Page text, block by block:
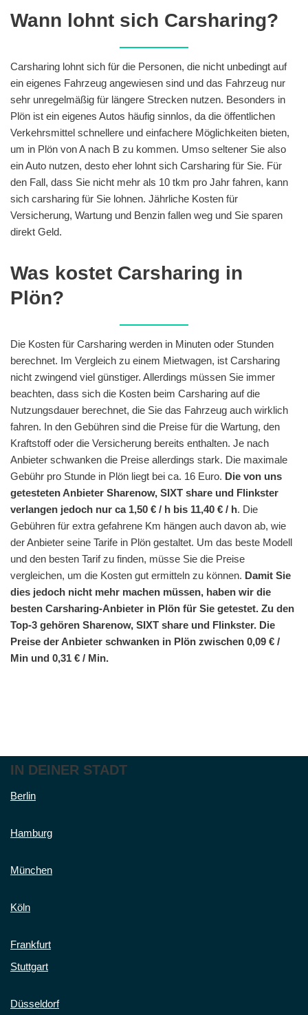
Wann lohnt sich Carsharing?
Carsharing lohnt sich für die Personen, die nicht unbedingt auf
ein eigenes Fahrzeug angewiesen sind und das Fahrzeug nur
sehr unregelmäßig für längere Strecken nutzen. Besonders in
Plön ist ein eigenes Autos häufig sinnlos, da die öffentlichen
Verkehrsmittel schnellere und einfachere Möglichkeiten bieten,
um in Plön von A nach B zu kommen. Umso seltener Sie also
ein Auto nutzen, desto eher lohnt sich Carsharing für Sie. Für
den Fall, dass Sie nicht mehr als 10 tkm pro Jahr fahren, kann
sich carsharing für Sie lohnen. Jährliche Kosten für
Versicherung, Wartung und Benzin fallen weg und Sie sparen
direkt Geld.
Was kostet Carsharing in
Plön?
Die Kosten für Carsharing werden in Minuten oder Stunden
berechnet. Im Vergleich zu einem Mietwagen, ist Carsharing
nicht zwingend viel günstiger. Allerdings müssen Sie immer
beachten, dass sich die Kosten beim Carsharing auf die
Nutzungsdauer berechnet, die Sie das Fahrzeug auch wirklich
fahren. In den Gebühren sind die Preise für die Wartung, den
Kraftstoff oder die Versicherung bereits enthalten. Je nach
Anbieter schwanken die Preise allerdings stark. Die maximale
Gebühr pro Stunde in Plön liegt bei ca. 16 Euro. Die von uns
getesteten Anbieter Sharenow, SIXT share und Flinkster
verlangen jedoch nur ca 1,50 € / h bis 11,40 € / h. Die
Gebühren für extra gefahrene Km hängen auch davon ab, wie
der Anbieter seine Tarife in Plön gestaltet. Um das beste Modell
und den besten Tarif zu finden, müsse Sie die Preise
vergleichen, um die Kosten gut ermitteln zu können. Damit Sie
dies jedoch nicht mehr machen müssen, haben wir die
besten Carsharing-Anbieter in Plön für Sie getestet. Zu den
Top-3 gehören Sharenow, SIXT share und Flinkster. Die
Preise der Anbieter schwanken in Plön zwischen 0,09 € /
Min und 0,31 € / Min.
IN DEINER STADT
Berlin
Hamburg
München
Köln
Frankfurt
Stuttgart
Düsseldorf